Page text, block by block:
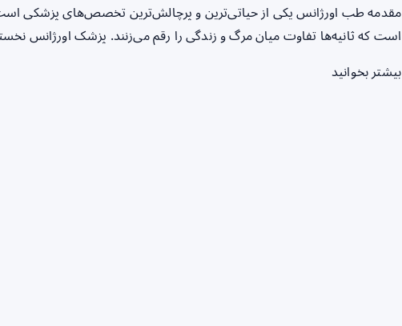
مقدمه طب اورژانس یکی از حیاتی‌ترین و پرچالش‌ترین تخصص‌های پزشکی
است که ثانیه‌ها تفاوت میان مرگ و زندگی را رقم می‌زنند. پزشک اورژانس
بیشتر بخوانید